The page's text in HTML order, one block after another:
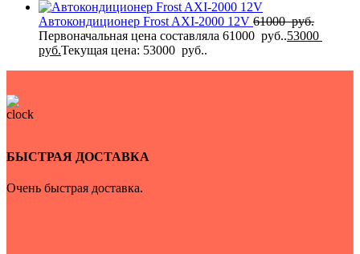
Автокондиционер Frost AXI-2000 12V 61000руб.
Первоначальная цена составляла 61000 руб..53000
руб.Текущая цена: 53000 руб..
БЫСТРАЯ ДОСТАВКА
Очень быстрая доставка.